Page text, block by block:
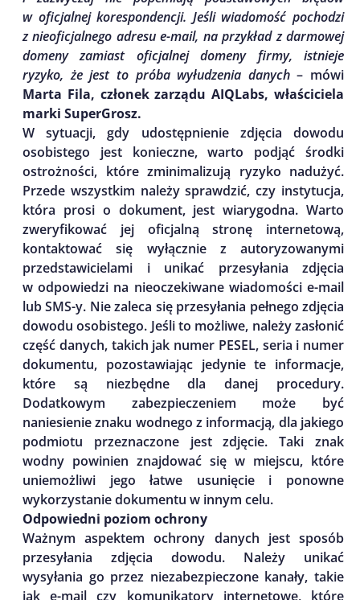
w oficjalnej korespondencji. Jeśli wiadomość pochodzi
z nieoficjalnego adresu e-mail, na przykład z darmowej
domeny zamiast oficjalnej domeny firmy, istnieje
ryzyko, że jest to próba wyłudzenia danych– mówi
Marta Fila, członek zarządu AIQLabs, właściciela
marki SuperGrosz.
W sytuacji, gdy udostępnienie zdjęcia dowodu
osobistego jest konieczne, warto podjąć środki
ostrożności, które zminimalizują ryzyko nadużyć.
Przede wszystkim należy sprawdzić, czy instytucja,
która prosi o dokument, jest wiarygodna. Warto
zweryfikować jej oficjalną stronę internetową,
kontaktować się wyłącznie z autoryzowanymi
przedstawicielami i unikać przesyłania zdjęcia
w odpowiedzi na nieoczekiwane wiadomości e-mail
lub SMS-y. Nie zaleca się przesyłania pełnego zdjęcia
dowodu osobistego. Jeśli to możliwe, należy zasłonić
część danych, takich jak numer PESEL, seria i numer
dokumentu, pozostawiając jedynie te informacje,
które są niezbędne dla danej procedury.
Dodatkowym zabezpieczeniem może być
naniesienie znaku wodnego z informacją, dla jakiego
podmiotu przeznaczone jest zdjęcie. Taki znak
wodny powinien znajdować się w miejscu, które
uniemożliwi jego łatwe usunięcie i ponowne
wykorzystanie dokumentu w innym celu.
Odpowiedni poziom ochrony
Ważnym aspektem ochrony danych jest sposób
przesyłania zdjęcia dowodu. Należy unikać
wysyłania go przez niezabezpieczone kanały, takie
jak e-mail czy komunikatory internetowe, które